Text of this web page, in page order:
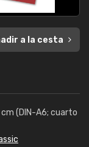
a la cesta
(DIN-A6; cuarto